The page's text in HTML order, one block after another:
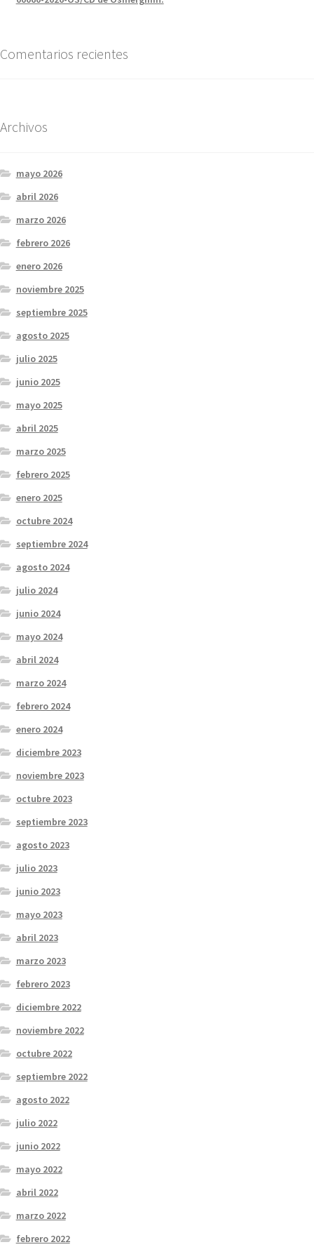
Comentarios recientes
Archivos
mayo 2026
abril 2026
marzo 2026
febrero 2026
enero 2026
noviembre 2025
septiembre 2025
agosto 2025
julio 2025
junio 2025
mayo 2025
abril 2025
marzo 2025
febrero 2025
enero 2025
octubre 2024
septiembre 2024
agosto 2024
julio 2024
junio 2024
mayo 2024
abril 2024
marzo 2024
febrero 2024
enero 2024
diciembre 2023
noviembre 2023
octubre 2023
septiembre 2023
agosto 2023
julio 2023
junio 2023
mayo 2023
abril 2023
marzo 2023
febrero 2023
diciembre 2022
noviembre 2022
octubre 2022
septiembre 2022
agosto 2022
julio 2022
junio 2022
mayo 2022
abril 2022
marzo 2022
febrero 2022